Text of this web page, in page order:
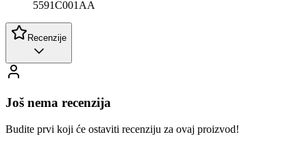
5591C001AA
Recenzije
Još nema recenzija
Budite prvi koji će ostaviti recenziju za ovaj proizvod!